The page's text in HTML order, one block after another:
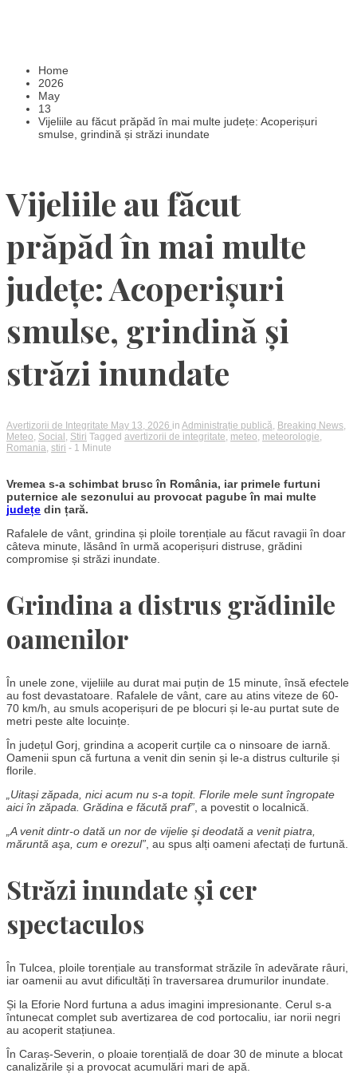
Home
2026
May
13
Vijeliile au făcut prăpăd în mai multe județe: Acoperișuri
smulse, grindină și străzi inundate
Vijeliile au făcut
prăpăd în mai multe
județe: Acoperișuri
smulse, grindină și
străzi inundate
Avertizorii de Integritate May 13, 2026 in Administrație publică, Breaking News,
Meteo, Social , Stiri Tagged avertizorii de integritate, meteo, meteorologie,
Romania, stiri - 1 Minute
Vremea s-a schimbat brusc în România, iar primele furtuni
puternice ale sezonului au provocat pagube în mai multe
județe din țară.
Rafalele de vânt, grindina și ploile torențiale au făcut ravagii în doar
câteva minute, lăsând în urmă acoperișuri distruse, grădini
compromise și străzi inundate.
Grindina a distrus grădinile
oamenilor
În unele zone, vijeliile au durat mai puțin de 15 minute, însă efectele
au fost devastatoare. Rafalele de vânt, care au atins viteze de 60-
70 km/h, au smuls acoperișuri de pe blocuri și le-au purtat sute de
metri peste alte locuințe.
În județul Gorj, grindina a acoperit curțile ca o ninsoare de iarnă.
Oamenii spun că furtuna a venit din senin și le-a distrus culturile și
florile.
„Uitași zăpada, nici acum nu s-a topit. Florile mele sunt îngropate
aici în zăpada. Grădina e făcută praf” , a povestit o localnică.
„A venit dintr-o dată un nor de vijelie şi deodată a venit piatra,
măruntă aşa, cum e orezul” , au spus alți oameni afectați de furtună.
Străzi inundate și cer
spectaculos
În Tulcea, ploile torențiale au transformat străzile în adevărate râuri,
iar oamenii au avut dificultăți în traversarea drumurilor inundate.
Și la Eforie Nord furtuna a adus imagini impresionante. Cerul s-a
întunecat complet sub avertizarea de cod portocaliu, iar norii negri
au acoperit stațiunea.
În Caraș-Severin, o ploaie torențială de doar 30 de minute a blocat
canalizările și a provocat acumulări mari de apă.